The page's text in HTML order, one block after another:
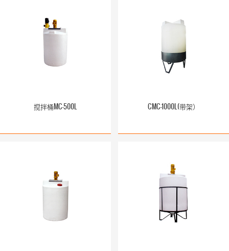
搅拌桶MC-500L CMC-1000L(带架）